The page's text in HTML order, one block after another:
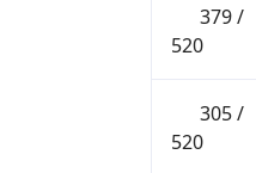
379 /
520
305 /
520